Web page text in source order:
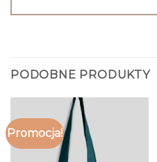
PODOBNE PRODUKTY
Promocja!